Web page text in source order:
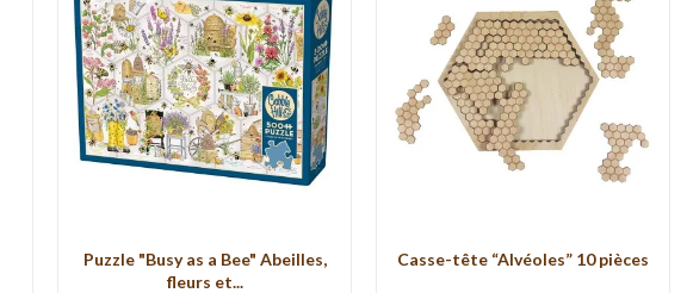
Puzzle "Busy as a Bee" Abeilles,
fleurs et...
Casse-tête “Alvéoles” 10 pièces